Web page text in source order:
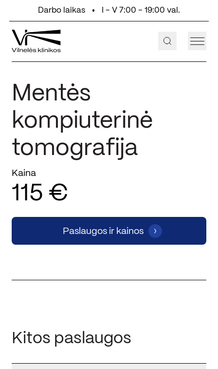
Eiti prie turinioDarbo laikas I - V 7:00 - 19:00 val.
+370 647 55 000
Mentės
kompiuterinė
tomografija
Kaina
115 €
Paslaugos ir kainos
Kitos paslaugos